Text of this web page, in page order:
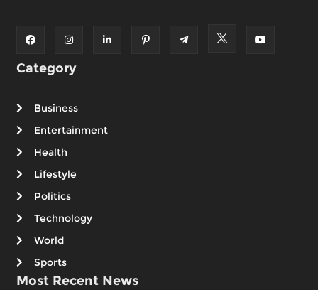
Category
Business
Entertainment
Health
Lifestyle
Politics
Technology
World
Sports
Most Recent News